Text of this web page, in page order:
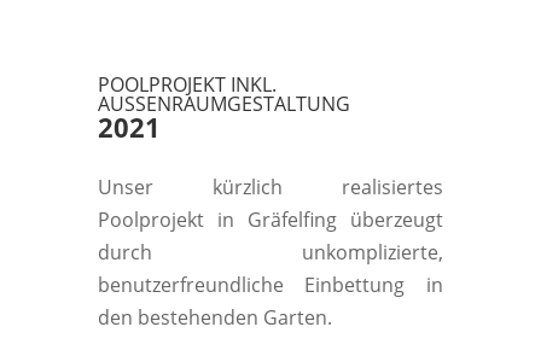
POOLPROJEKT INKL.
AUSSENRAUMGESTALTUNG
2021
Unser kürzlich realisiertes
Poolprojekt in Gräfelfing überzeugt
durch unkomplizierte,
benutzerfreundliche Einbettung in
den bestehenden Garten.